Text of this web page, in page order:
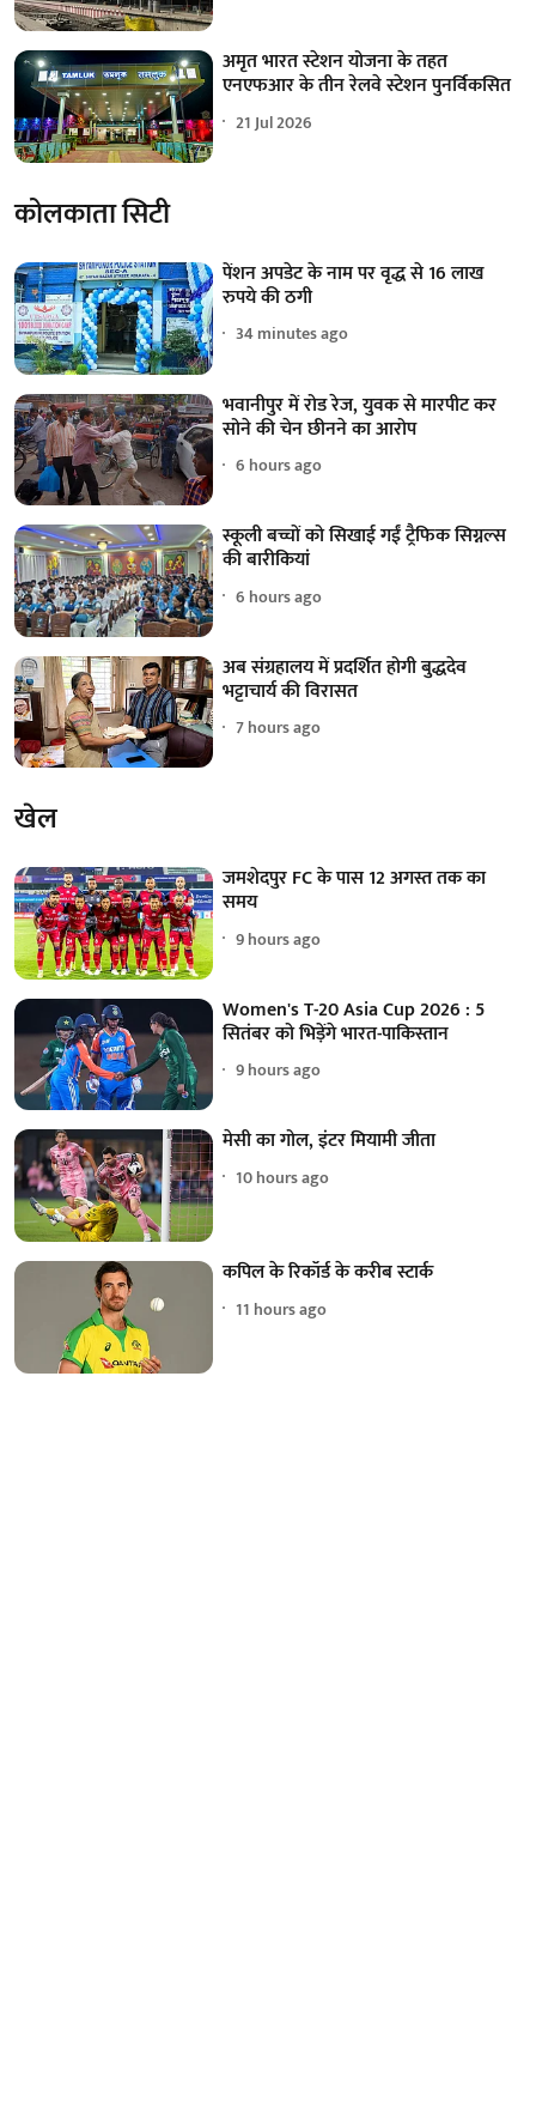
अमृत भारत स्टेशन योजना के तहत
एनएफआर के तीन रेलवे स्टेशन पुनर्विकसित
21 Jul 2026
कोलकाता सिटी
पेंशन अपडेट के नाम पर वृद्ध से 16 लाख
रुपये की ठगी
34 minutes ago
भवानीपुर में रोड रेज, युवक से मारपीट कर
सोने की चेन छीनने का आरोप
6 hours ago
स्कूली बच्चों को सिखाई गईं ट्रैफिक सिग्नल्स
की बारीकियां
6 hours ago
अब संग्रहालय में प्रदर्शित होगी बुद्धदेव
भट्टाचार्य की विरासत
7 hours ago
खेल
जमशेदपुर FC के पास 12 अगस्त तक का
समय
9 hours ago
Women's T-20 Asia Cup 2026 : 5
सितंबर को भिड़ेंगे भारत-पाकिस्तान
9 hours ago
मेसी का गोल, इंटर मियामी जीता
10 hours ago
कपिल के रिकॉर्ड के करीब स्टार्क
11 hours ago